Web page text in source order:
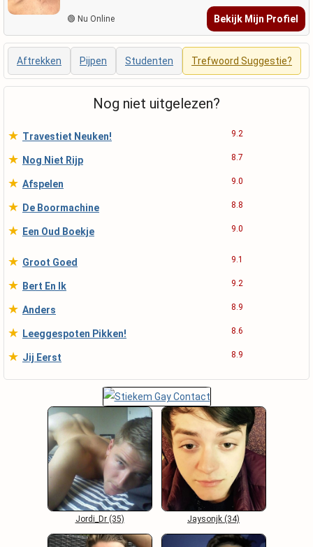
🟢 Nu Online Bekijk Mijn Profiel
Aftrekken Pijpen Studenten Trefwoord Suggestie?
Nog niet uitgelezen?
★ Travestiet Neuken! 9.2
★ Nog Niet Rijp 8.7
★ Afspelen 9.0
★ De Boormachine 8.8
★ Een Oud Boekje 9.0
★ Groot Goed 9.1
★ Bert En Ik 9.2
★ Anders 8.9
★ Leeggespoten Pikken! 8.6
★ Jij Eerst 8.9
Jordi_Dr (35) Jaysonjk (34)